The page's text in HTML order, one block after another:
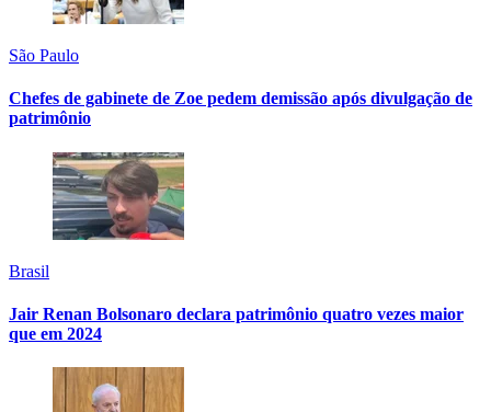
São Paulo
Chefes de gabinete de Zoe pedem demissão após divulgação de
patrimônio
Brasil
Jair Renan Bolsonaro declara patrimônio quatro vezes maior
que em 2024